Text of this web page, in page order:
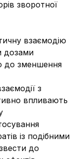
зворотної
взаємодію
дозами
до зменшення
з
впливають
із подібними
до